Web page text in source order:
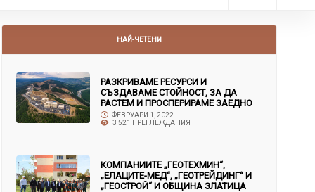
НАЙ-ЧЕТЕНИ
РАЗКРИВАМЕ РЕСУРСИ И
СЪЗДАВАМЕ СТОЙНОСТ, ЗА ДА
РАСТЕМ И ПРОСПЕРИРАМЕ ЗАЕДНО
ФЕВРУАРИ 1, 2022
3 521 ПРЕГЛЕЖДАНИЯ
КОМПАНИИТЕ „ГЕОТЕХМИН“,
„ЕЛАЦИТЕ-МЕД“, „ГЕОТРЕЙДИНГ“ И
„ГЕОСТРОЙ“ И ОБЩИНА ЗЛАТИЦА